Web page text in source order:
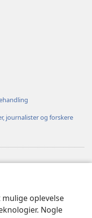
oplevelse
Nogle
journalister og forskere